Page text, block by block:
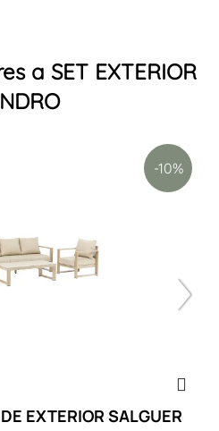
a SET EXTERIOR
EXTERIOR SALGUER
-10%